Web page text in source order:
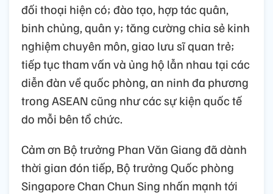
đối thoại hiện có; đào tạo, hợp tác quân,
binh chủng, quân y; tăng cường chia sẻ kinh
nghiệm chuyên môn, giao lưu sĩ quan trẻ;
tiếp tục tham vấn và ủng hộ lẫn nhau tại các
diễn đàn về quốc phòng, an ninh đa phương
trong ASEAN cũng như các sự kiện quốc tế
do mỗi bên tổ chức.
Cảm ơn Bộ trưởng Phan Văn Giang đã dành
thời gian đón tiếp, Bộ trưởng Quốc phòng
Singapore Chan Chun Sing nhấn mạnh tới